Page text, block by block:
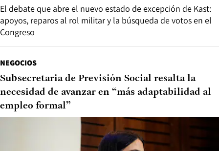
El debate que abre el nuevo estado de excepción de Kast:
apoyos, reparos al rol militar y la búsqueda de votos en el
Congreso
NEGOCIOS
Subsecretaria de Previsión Social resalta la
necesidad de avanzar en “más adaptabilidad al
empleo formal”